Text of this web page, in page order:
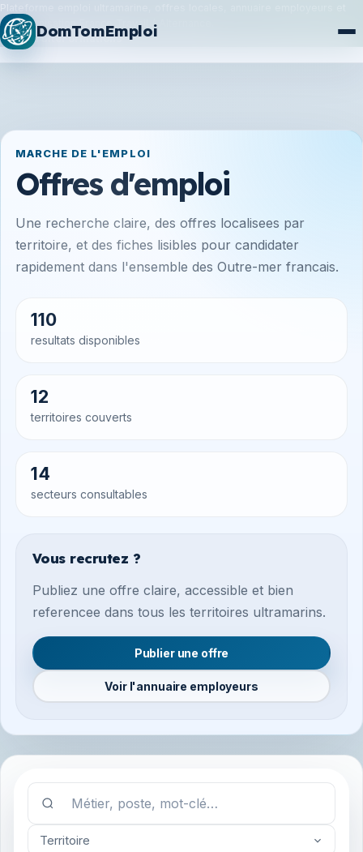
Plateforme emploi ultramarine, offres locales, annuaire employeurs et
synchronisation France Travail / Alternance.
Plan du siteFormations
DomTomEmploi
MARCHE DE L'EMPLOI
Offres d'emploi
Une recherche claire, des offres localisees par
territoire, et des fiches lisibles pour candidater
rapidement dans l'ensemble des Outre-mer francais.
110
resultats disponibles
12
territoires couverts
14
secteurs consultables
Vous recrutez ?
Publiez une offre claire, accessible et bien
referencee dans tous les territoires ultramarins.
Publier une offre
Voir l'annuaire employeurs
Territoire